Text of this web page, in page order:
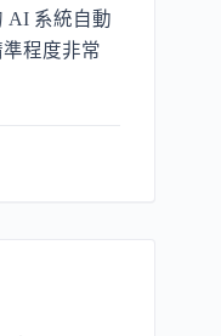
AI 系統自動
程度非常